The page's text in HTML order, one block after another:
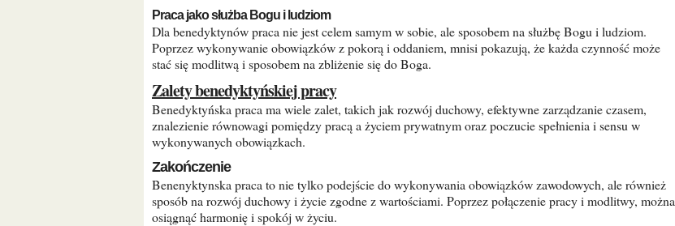
Praca jako służba Bogu i ludziom
Dla benedyktynów praca nie jest celem samym w sobie, ale sposobem na służbę Bogu i ludziom.
Poprzez wykonywanie obowiązków z pokorą i oddaniem, mnisi pokazują, że każda czynność może
stać się modlitwą i sposobem na zbliżenie się do Boga.
Zalety benedyktyńskiej pracy
Benedyktyńska praca ma wiele zalet, takich jak rozwój duchowy, efektywne zarządzanie czasem,
znalezienie równowagi pomiędzy pracą a życiem prywatnym oraz poczucie spełnienia i sensu w
wykonywanych obowiązkach.
Zakończenie
Benenyktynska praca to nie tylko podejście do wykonywania obowiązków zawodowych, ale również
sposób na rozwój duchowy i życie zgodne z wartościami. Poprzez połączenie pracy i modlitwy, można
osiągnąć harmonię i spokój w życiu.